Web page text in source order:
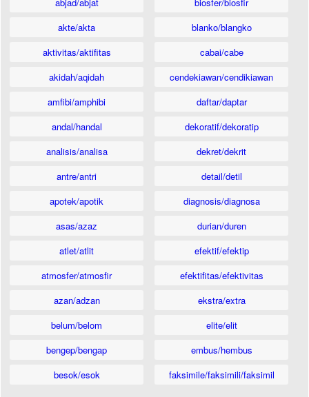
akte/akta
aktivitas/aktifitas
akidah/aqidah
amfibi/amphibi
andal/handal
analisis/analisa
antre/antri
apotek/apotik
asas/azaz
atlet/atlit
atmosfer/atmosfir
azan/adzan
belum/belom
bengep/bengap
besok/esok
blanko/blangko
cabai/cabe
cendekiawan/cendikiawan
daftar/daptar
dekoratif/dekoratip
dekret/dekrit
detail/detil
diagnosis/diagnosa
durian/duren
efektif/efektip
efektifitas/efektivitas
ekstra/extra
elite/elit
embus/hembus
faksimile/faksimili/faksimil